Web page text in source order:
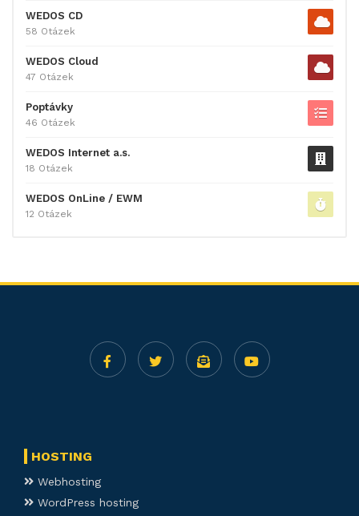
WEDOS CD
58 Otázek
WEDOS Cloud
47 Otázek
Poptávky
46 Otázek
WEDOS Internet a.s.
18 Otázek
WEDOS OnLine / EWM
12 Otázek
HOSTING
Webhosting
WordPress hosting